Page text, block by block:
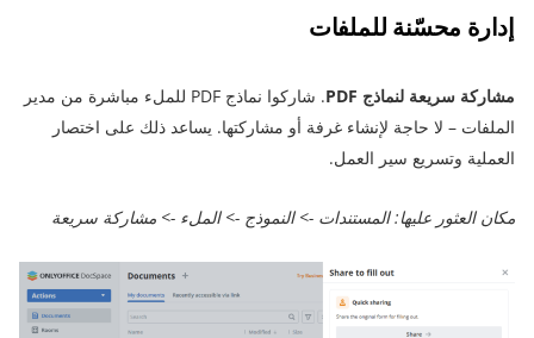
إدارة محسّنة للملفات
مشاركة سريعة لنماذج PDF
. شاركوا نماذج PDF للملء مباشرة من مدير
الملفات – لا حاجة لإنشاء غرفة أو مشاركتها. يساعد ذلك على اختصار
العملية وتسريع سير العمل.
مكان العثور عليها: المستندات -> النموذج -> الملء -> مشاركة سريعة